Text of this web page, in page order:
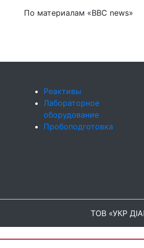
По материалам «BBC news»
Реактивы
Лабораторное
оборудование
Пробоподготовка
ТОВ «УКР